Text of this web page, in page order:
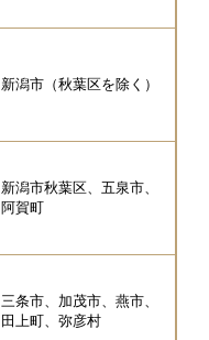
新潟市（秋葉区を除く）
新潟市秋葉区、五泉市、
阿賀町
三条市、加茂市、燕市、
田上町、弥彦村